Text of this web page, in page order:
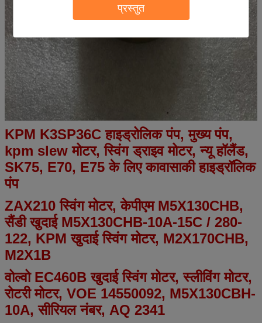
प्रस्तुत
KPM K3SP36C हाइड्रोलिक पंप, मुख्य पंप,
kpm slew मोटर, स्विंग ड्राइव मोटर, न्यू हॉलैंड,
SK75, E70, E75 के लिए कावासाकी हाइड्रॉलिक
पंप
ZAX210 स्विंग मोटर, केपीएम M5X130CHB,
सैंडी खुदाई M5X130CHB-10A-15C / 280-
122, KPM खुदाई स्विंग मोटर, M2X170CHB,
M2X1B
वोल्वो EC460B खुदाई स्विंग मोटर, स्लीविंग मोटर,
रोटरी मोटर, VOE 14550092, M5X130CBH-
10A, सीरियल नंबर, AQ 2341